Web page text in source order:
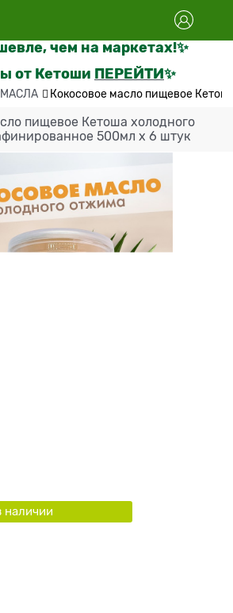
чем на маркетах!✨
от Кетоши ПЕРЕЙТИ✨
МАСЛА Кокосовое масло пищевое
пищевое Кетоша холодного
500мл х 6 штук
наличии